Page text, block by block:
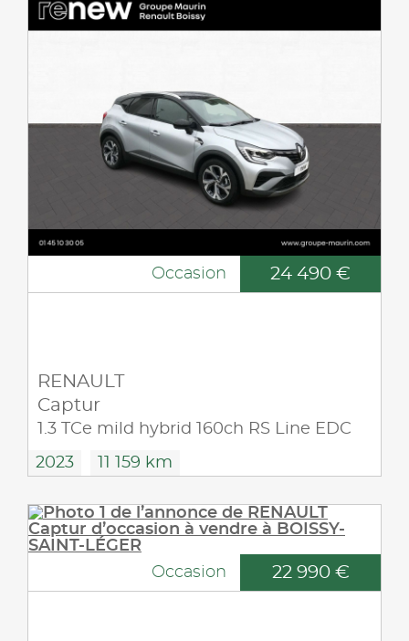
Occasion 24 490 €
RENAULT
Captur
1.3 TCe mild hybrid 160ch RS Line EDC
2023 11 159 km
Occasion 22 990 €